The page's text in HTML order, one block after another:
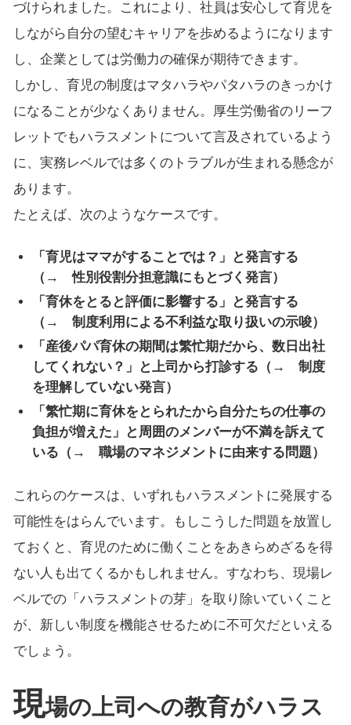
づけられました。これにより、社員は安心して育児を
しながら自分の望むキャリアを歩めるようになります
し、企業としては労働力の確保が期待できます。
しかし、育児の制度はマタハラやパタハラのきっかけ
になることが少なくありません。厚生労働省のリーフ
レットでもハラスメントについて言及されているよう
に、実務レベルでは多くのトラブルが生まれる懸念が
あります。
たとえば、次のようなケースです。
「育児はママがすることでは？」と発言する
（→ 性別役割分担意識にもとづく発言）
「育休をとると評価に影響する」と発言する
（→ 制度利用による不利益な取り扱いの示唆）
「産後パパ育休の期間は繁忙期だから、数日出社
してくれない？」と上司から打診する（→ 制度
を理解していない発言）
「繁忙期に育休をとられたから自分たちの仕事の
負担が増えた」と周囲のメンバーが不満を訴えて
いる（→ 職場のマネジメントに由来する問題）
これらのケースは、いずれもハラスメントに発展する
可能性をはらんでいます。もしこうした問題を放置し
ておくと、育児のために働くことをあきらめざるを得
ない人も出てくるかもしれません。すなわち、現場レ
ベルでの「ハラスメントの芽」を取り除いていくこと
が、新しい制度を機能させるために不可欠だといえる
でしょう。
現場の上司への教育がハラス